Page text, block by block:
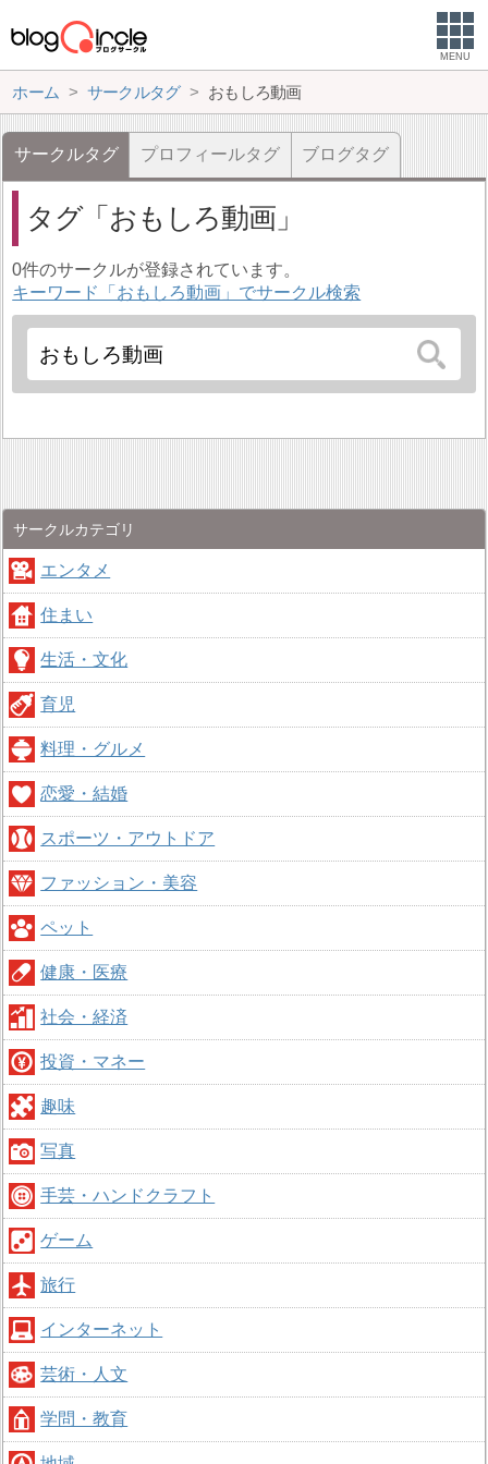
MENU
ホーム サークルタグ おもしろ動画
サークルタグ プロフィールタグ ブログタグ
タグ おもしろ動画
0件のサークルが登録されています。
キーワード「おもしろ動画」でサークル検索
サークルカテゴリ
エンタメ
住まい
生活・文化
育児
料理・グルメ
恋愛・結婚
スポーツ・アウトドア
ファッション・美容
ペット
健康・医療
社会・経済
投資・マネー
趣味
写真
手芸・ハンドクラフト
ゲーム
旅行
インターネット
芸術・人文
学問・教育